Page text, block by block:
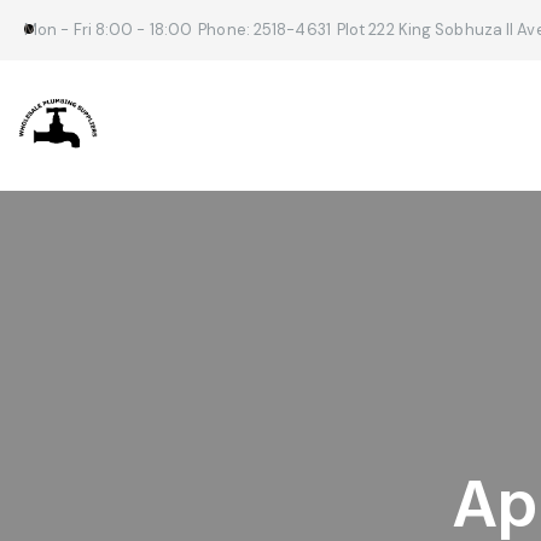
Mon - Fri 8:00 - 18:00 Phone: 2518-4631 Plot 222 King Sobhuza II